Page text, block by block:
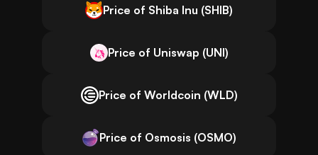
Price of Shiba Inu (SHIB)
Price of Uniswap (UNI)
Price of Worldcoin (WLD)
Price of Osmosis (OSMO)